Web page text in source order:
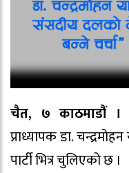
चैत, ७ काठमाडौं ।
प्राध्यापक डा.
पार्टी भित्र चुलिएको छ ।